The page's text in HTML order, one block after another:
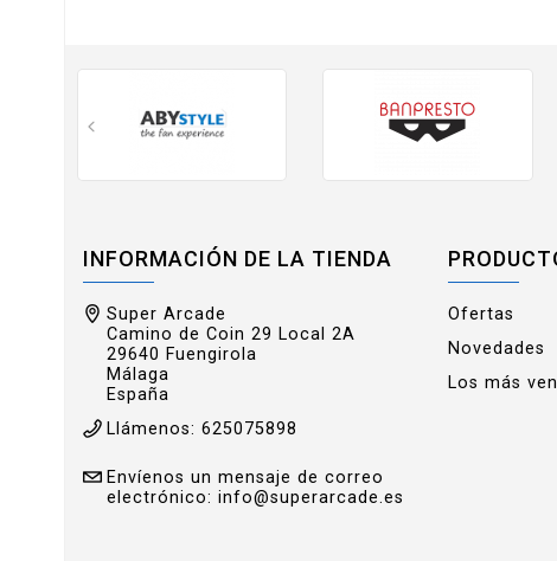
INFORMACIÓN DE LA TIENDA
Super Arcade
Camino de Coin 29 Local 2A
29640 Fuengirola
Málaga
España
Llámenos: 625075898
Envíenos un mensaje de correo
electrónico: info@superarcade.es
Ofertas
Novedades
Los más